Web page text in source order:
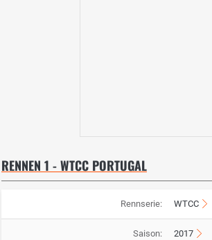
RENNEN 1 - WTCC PORTUGAL
Rennserie: WTCC
Saison: 2017